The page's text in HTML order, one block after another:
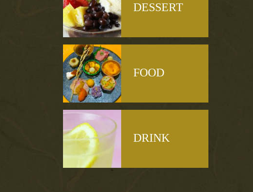
DESSERT
FOOD
DRINK